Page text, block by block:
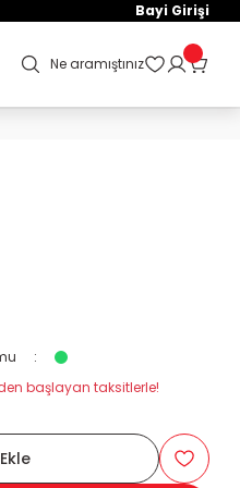
Bayi Girişi
Ne aramıştınız
den başlayan taksitlerle!